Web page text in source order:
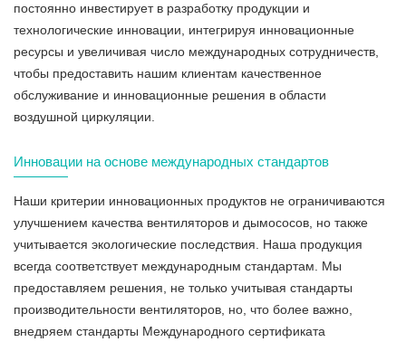
постоянно инвестирует в разработку продукции и
технологические инновации, интегрируя инновационные
ресурсы и увеличивая число международных сотрудничеств,
чтобы предоставить нашим клиентам качественное
обслуживание и инновационные решения в области
воздушной циркуляции.
Инновации на основе международных стандартов
Наши критерии инновационных продуктов не ограничиваются
улучшением качества вентиляторов и дымососов, но также
учитывается экологические последствия. Наша продукция
всегда соответствует международным стандартам. Мы
предоставляем решения, не только учитывая стандарты
производительности вентиляторов, но, что более важно,
внедряем стандарты Международного сертификата